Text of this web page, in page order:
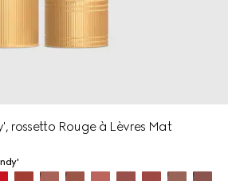
rossetto Rouge à Lèvres Mat